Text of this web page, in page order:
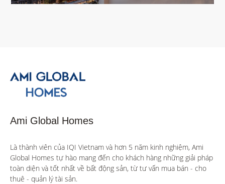
Ami Global Homes
Là thành viên của IQI Vietnam và hơn 5 năm kinh nghiệm, Ami
Global Homes tự hào mang đến cho khách hàng những giải pháp
toàn diện và tốt nhất về bất động sản, từ tư vấn mua bán - cho
thuê - quản lý tài sản.